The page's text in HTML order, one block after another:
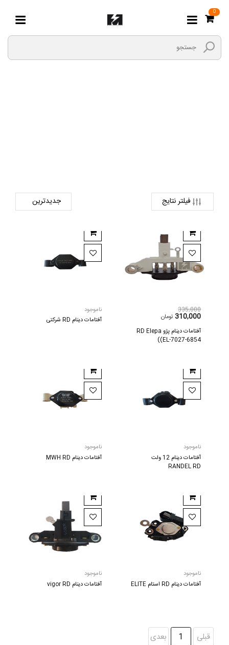
0
فیلتر نتایج
335,000
310,000 تومان
آفتامات دینام پژو RD Elepa
(EL-7027-6854)
ناموجود
آفتامات دینام RD شرکتی
ناموجود
آفتامات دینام 12 ولت
RANDEL RD
ناموجود
آفتامات دینام MWH RD
ناموجود
آفتامات دینام RD استام ELITE
ناموجود
آفتامات دینام vigor RD
قبلی 1 بعدی